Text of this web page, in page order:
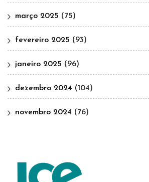
março 2025 (75)
fevereiro 2025 (93)
janeiro 2025 (96)
dezembro 2024 (104)
novembro 2024 (76)